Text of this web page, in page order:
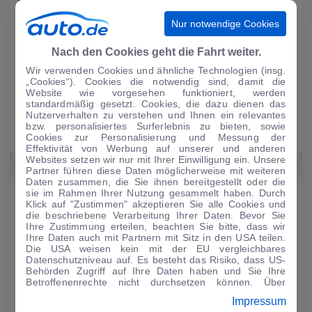
Ausstoß von 246g/km.
Allradantrieb verfügbar
Als Diesel verfügbar
Einstiegsbenziner mit 150 PS
Doppelkupplungsgetriebe
Vierzylinder
Bis zu 204 Pferde beim Topmodell
Sicherheit
Der Volkswagen T6 bietet einen für die Klasse einen überzeugenden
Sicherheitsstandard. Bei der passiven sorgen zahlreiche Features für ein
hohes Ranking im Euro-NCAP-Test. Volkswagen bietet einen
Spurwechselassistent als Assistenzsystem an.
Nur notwendige Cookies
Nach den Cookies geht die Fahrt weiter.
Wir verwenden Cookies und ähnliche Technologien (insg.
„Cookies“). Cookies die notwendig sind, damit die
Website wie vorgesehen funktioniert, werden
standardmäßig gesetzt. Cookies, die dazu dienen das
Nutzerverhalten zu verstehen und Ihnen ein relevantes
bzw. personalisiertes Surferlebnis zu bieten, sowie
Cookies zur Personalisierung und Messung der
Effektivität von Werbung auf unserer und anderen
Websites setzen wir nur mit Ihrer Einwilligung ein. Unsere
Partner führen diese Daten möglicherweise mit weiteren
Daten zusammen, die Sie ihnen bereitgestellt oder die
sie im Rahmen Ihrer Nutzung gesammelt haben. Durch
Klick auf "Zustimmen" akzeptieren Sie alle Cookies und
die beschriebene Verarbeitung Ihrer Daten. Bevor Sie
Ihre Zustimmung erteilen, beachten Sie bitte, dass wir
Ihre Daten auch mit Partnern mit Sitz in den USA teilen.
Die USA weisen kein mit der EU vergleichbares
Datenschutzniveau auf. Es besteht das Risiko, dass US-
Behörden Zugriff auf Ihre Daten haben und Sie Ihre
Betroffenenrechte nicht durchsetzen können. Über
anpassen. Dies ist auch später jederzeit im Bereich
Impressum